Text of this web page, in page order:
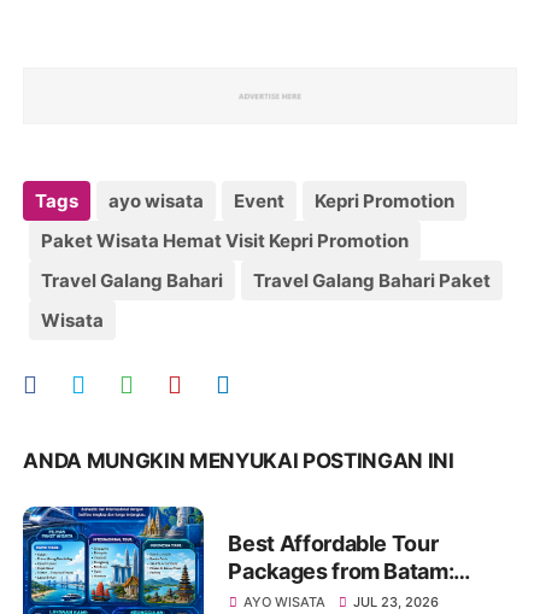
Tags ayo wisata Event
Kepri Promotion
Paket Wisata Hemat Visit Kepri Promotion
Travel Galang Bahari
Travel Galang Bahari Paket
Wisata
ANDA MUNGKIN MENYUKAI POSTINGAN INI
Best Affordable Tour
Packages from Batam:
Explore Kepri, Indonesia &
AYO WISATA JUL 23, 2026